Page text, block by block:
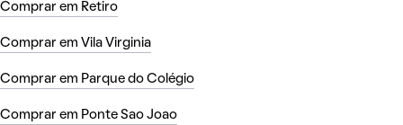
Comprar em Retiro
Comprar em Vila Virginia
Comprar em Parque do Colégio
Comprar em Ponte Sao Joao